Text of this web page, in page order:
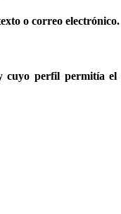
o correo electrónico.
cuyo perfil permitía